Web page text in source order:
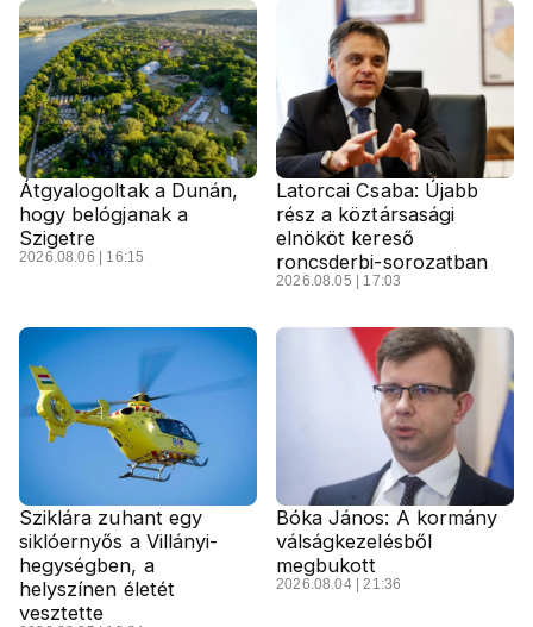
Átgyalogoltak a Dunán,
hogy belógjanak a
Szigetre
2026.08.06 | 16:15
Latorcai Csaba: Újabb
rész a köztársasági
elnököt kereső
roncsderbi-sorozatban
2026.08.05 | 17:03
Sziklára zuhant egy
siklóernyős a Villányi-
hegységben, a
helyszínen életét
vesztette
Bóka János: A kormány
válságkezelésből
megbukott
2026.08.04 | 21:36